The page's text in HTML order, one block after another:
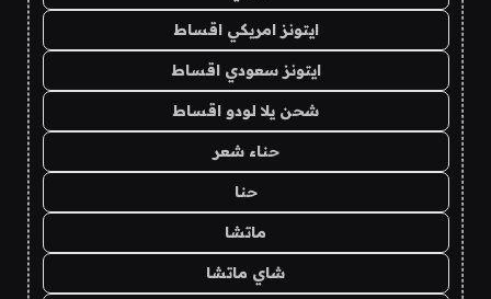
ايتونز امريكي اقساط
ايتونز سعودي اقساط
شحن يلا لودو اقساط
حناء شعر
حنا
ماتشا
شاي ماتشا